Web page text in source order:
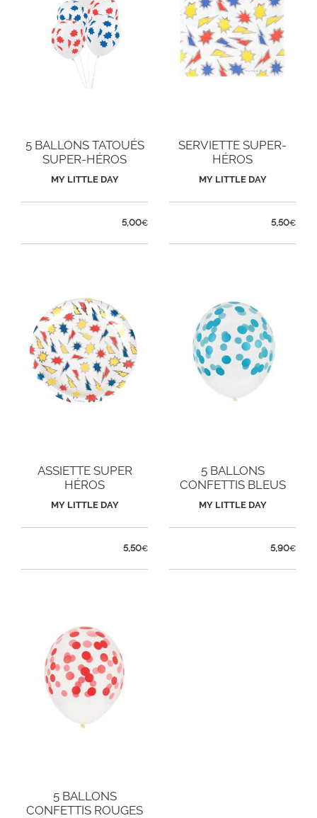
5 BALLONS TATOUÉS
SUPER-HÉROS
MY LITTLE DAY
5,00€
SERVIETTE SUPER-
HÉROS
MY LITTLE DAY
5,50€
ASSIETTE SUPER
HÉROS
MY LITTLE DAY
5,50€
5 BALLONS
CONFETTIS BLEUS
MY LITTLE DAY
5,90€
5 BALLONS
CONFETTIS ROUGES